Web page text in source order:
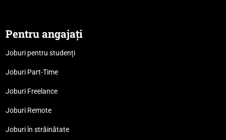
Pentru angajați
Joburi pentru studenți
Joburi Part-Time
Joburi Freelance
Joburi Remote
Joburi în străinătate